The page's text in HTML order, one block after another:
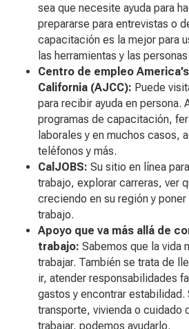
sea que necesite ayuda para
prepararse para entrevistas o
capacitación es la mejor para
las herramientas y las
Centro de empleo
California (AJCC): Puede
para recibir ayuda en persona.
programas de capacitación,
laborales y en muchos casos,
teléfonos y más.
CalJOBS: Su sitio en línea
trabajo, explorar carreras, ver
creciendo en su región y
trabajo.
Apoyo que va más allá de
trabajo: Sabemos que la vida
trabajar. También se trata de
ir, atender responsabilidades
gastos y encontrar estabilidad.
transporte, vivienda o cuidado
trabajar, podemos ayudarlo.